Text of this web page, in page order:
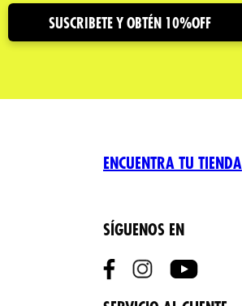
SUSCRIBETE Y OBTÉN 10%OFF
ENCUENTRA TU TIENDA
SÍGUENOS EN